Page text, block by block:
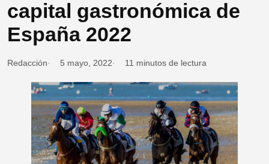
capital gastronómica de
España 2022
Redacción 5 mayo, 2022 11 minutos de lectura